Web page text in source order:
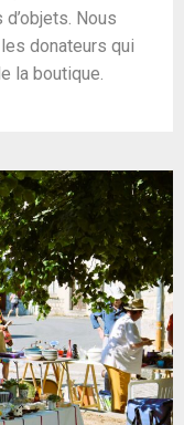
Nous
donateurs qui
la boutique.